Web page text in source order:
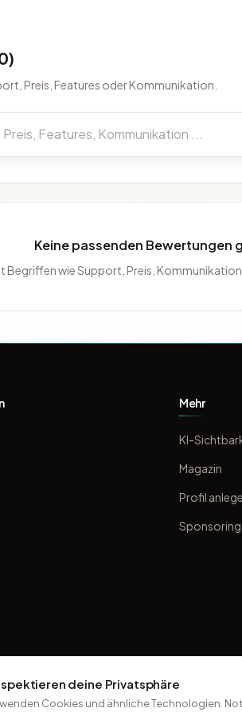
Preis, Features oder Kommunikation.
Keine passenden Bewertungen
Begriffen wie Support, Preis,
Mehr
KI-
Magazin
Profil
Sponsoring
deine Privatsphäre
Cookies und ähnliche Technologien.